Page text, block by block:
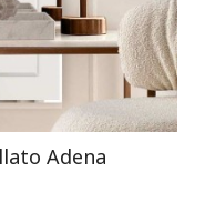
Adena